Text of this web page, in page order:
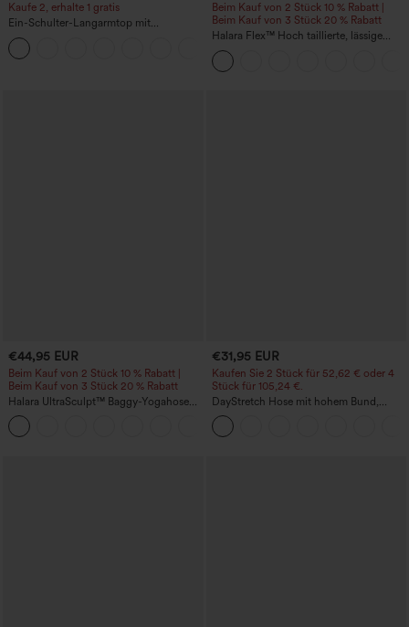
Kaufe 2, erhalte 1 gratis
Ein-Schulter-Langarmtop mit
Daumenloch, geschwungener Saum
(High-Low), schnell trocknend – Yoga-
Sporttop mit integriertem BH
Beim Kauf von 2 Stück 10 % Rabatt |
Beim Kauf von 3 Stück 20 % Rabatt
Halara Flex™ Hoch taillierte, lässige
Jeans mit Taschen, umgekrempeltem
Saum, weitem Bein und verwaschenem
Finish
€44,95 EUR
Beim Kauf von 2 Stück 10 % Rabatt |
Beim Kauf von 3 Stück 20 % Rabatt
Halara UltraSculpt™ Baggy-Yogahose
mit hohem Bund, Bauchkontrolle,
Color-Block-Streifen und Taschen
€31,95 EUR
Kaufen Sie 2 Stück für 52,62 € oder 4
Stück für 105,24 €.
DayStretch Hose mit hohem Bund,
Barrel-Leg und Taschen